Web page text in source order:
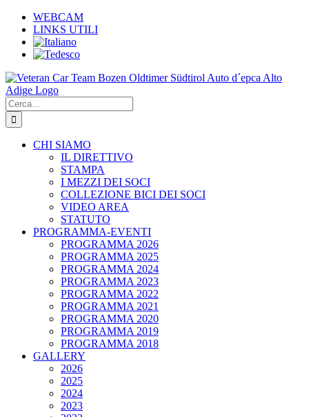
Salta
contenuto
WEBCAM
LINKS UTILI
Cerca
per:
CHI SIAMO
IL DIRETTIVO
STAMPA
I MEZZI DEI SOCI
COLLEZIONE BICI DEI SOCI
VIDEO AREA
STATUTO
PROGRAMMA-EVENTI
PROGRAMMA 2026
PROGRAMMA 2025
PROGRAMMA 2024
PROGRAMMA 2023
PROGRAMMA 2022
PROGRAMMA 2021
PROGRAMMA 2020
PROGRAMMA 2019
PROGRAMMA 2018
GALLERY
2026
2025
2024
2023